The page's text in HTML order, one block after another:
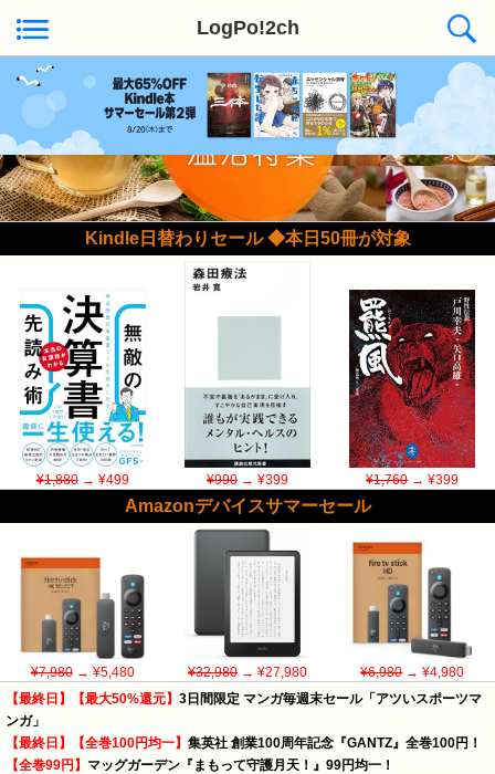
LogPo!2ch
Kindle日替わりセール ◆本日50冊が対象
¥1,880→ ¥499 ¥990→ ¥399 ¥1,760→ ¥399
Amazonデバイスサマーセール
¥7,980→ ¥5,480 ¥32,980→ ¥27,980 ¥6,980→ ¥4,980
【最終日】【最大50%還元】 3日間限定 マンガ毎週末セール「アツいスポーツマ
ンガ」
【最終日】【全巻100円均一】 集英社 創業100周年記念『GANTZ』全巻100円！
【全巻99円】 マッグガーデン『まもって守護月天！』99円均一！